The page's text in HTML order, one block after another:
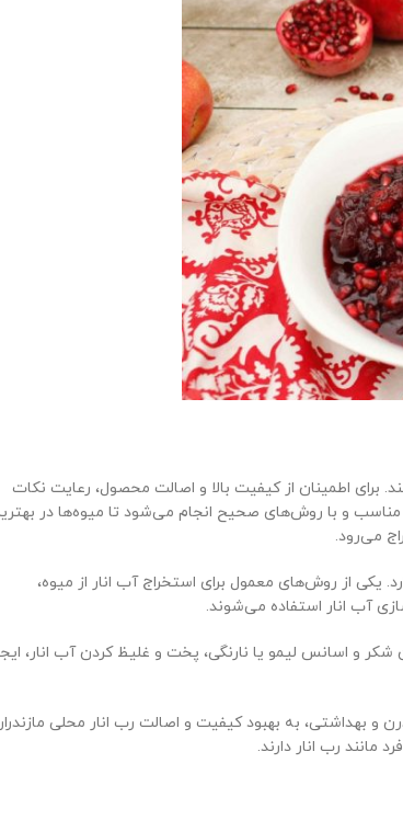
برای اطمینان از کیفیت بالا و اصالت محصول، رعایت نکات
مناسب و با روش‌های صحیح انجام می‌شود تا میوه‌ها در
می‌رود.
یکی از روش‌های معمول برای استخراج آب انار از میوه،
آب انار استفاده می‌شوند.
و اسانس لیمو یا نارنگی، پخت و غلیظ کردن آب انار،
بهداشتی، به بهبود کیفیت و اصالت رب انار محلی
رب انار دارند.